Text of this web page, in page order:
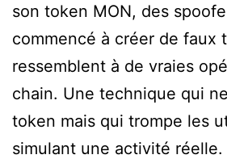
son token MON, des
commencé à créer de faux
ressemblent à de vraies
chain. Une technique qui
token mais qui trompe les
simulant une activité réelle.